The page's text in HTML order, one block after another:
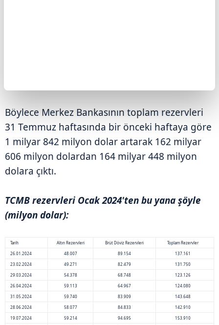
Böylece Merkez Bankasının toplam rezervleri
31 Temmuz haftasında bir önceki haftaya göre
1 milyar 842 milyon dolar artarak 162 milyar
606 milyon dolardan 164 milyar 448 milyon
dolara çıktı.
TCMB rezervleri Ocak 2024'ten bu yana şöyle
(milyon dolar):
Tarih Altın Rezervleri Brüt Döviz Rezervleri
Toplam Rezervler
26.01.2024
48.007 89.154
137.161
23.02.2024
49.271 82.479
131.750
29.03.2024
54.378 68.748
123.126
26.04.2024
59.113 64.967
124.080
31.05.2024
59.740 83.909
143.648
28.06.2024
58.077 84.833
142.910
19.07.2024
59.214 94.695
153.910